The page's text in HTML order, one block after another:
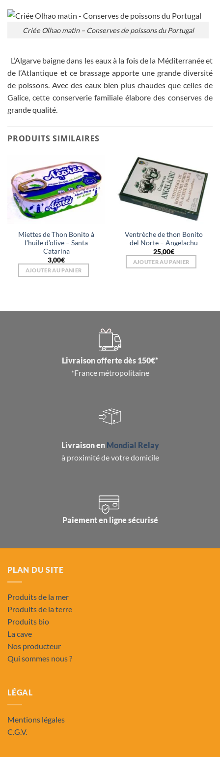
Criée Olhao matin – Conserves de poissons du Portugal
L’Algarve baigne dans les eaux à la fois de la Méditerranée et
de l’Atlantique et ce brassage apporte une grande diversité
de poissons. Avec des eaux bien plus chaudes que celles de
Galice, cette conserverie familiale élabore des conserves de
grande qualité.
PRODUITS SIMILAIRES
Miettes de Thon Bonito à
l’huile d’olive – Santa
Catarina
3,00€
AJOUTER AU PANIER
Ventrèche de thon Bonito
del Norte – Angelachu
25,00€
AJOUTER AU PANIER
Livraison offerte dès 150€*
*France métropolitaine
Livraison en Mondial Relay
à proximité de votre domicile
Paiement en ligne sécurisé
PLAN DU SITE
Produits de la mer
Produits de la terre
Produits bio
La cave
Nos producteur
Qui sommes nous ?
LÉGAL
Mentions légales
C.G.V.